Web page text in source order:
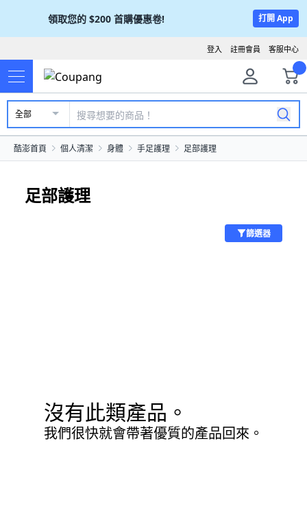
領取您的 $200 首購優惠卷! 打開 App
客服中心
註冊會員
登入
全部
酷澎首頁 個人清潔 身體 手足護理 足部護理
足部護理
篩選器
沒有此類產品。
我們很快就會帶著優質的產品回來。